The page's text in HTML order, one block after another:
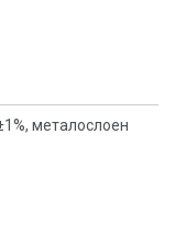
металослоен